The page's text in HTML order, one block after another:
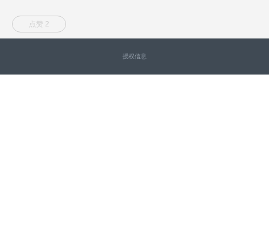
点赞 2
授权信息